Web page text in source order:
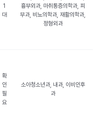
1
대
흉부외과, 마취통증의학과, 피
부과, 비뇨의학과, 재활의학과,
정형외과
확
인
필
요
소아청소년과, 내과, 이비인후
과